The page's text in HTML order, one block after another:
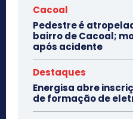
Cacoal
Pedestre é
bairro de Cacoal;
após acidente
Destaques
Energisa abre
de formação de